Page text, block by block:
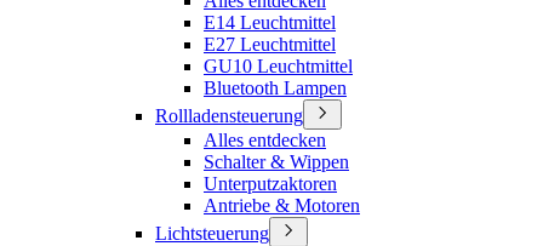
E14 Leuchtmittel
E27 Leuchtmittel
GU10 Leuchtmittel
Bluetooth Lampen
Rollladensteuerung
Alles entdecken
Schalter & Wippen
Unterputzaktoren
Antriebe & Motoren
Lichtsteuerung